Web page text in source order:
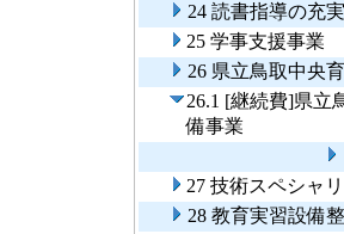
24 読書指導の充
25 学事支援事業
26 県立鳥取中央
26.1 [継続費]県立
備事業
27 技術スペシャ
28 教育実習設備